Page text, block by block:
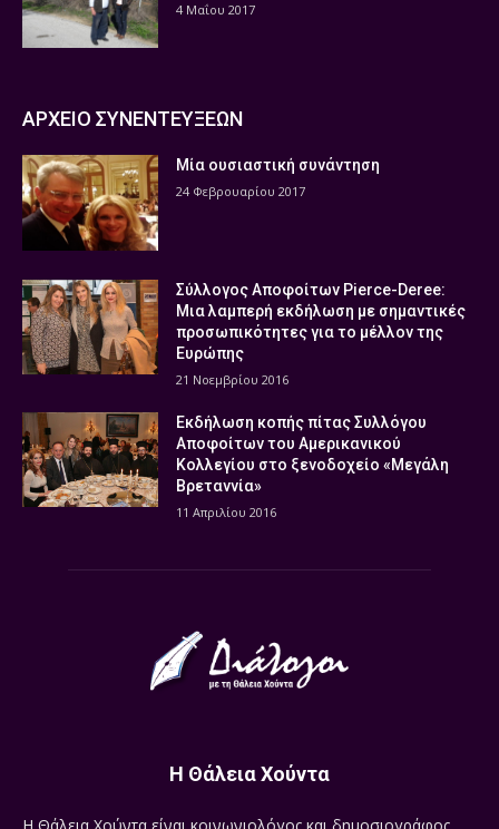
4 Μαΐου 2017
ΑΡΧΕΙΟ ΣΥΝΕΝΤΕΥΞΕΩΝ
Μία ουσιαστική συνάντηση
24 Φεβρουαρίου 2017
Σύλλογος Αποφοίτων Pierce-Deree:
Μια λαμπερή εκδήλωση με σημαντικές
προσωπικότητες για το μέλλον της
Ευρώπης
21 Νοεμβρίου 2016
Εκδήλωση κοπής πίτας Συλλόγου
Αποφοίτων του Αμερικανικού
Κολλεγίου στο ξενοδοχείο «Μεγάλη
Βρεταννία»
11 Απριλίου 2016
Η Θάλεια Χούντα